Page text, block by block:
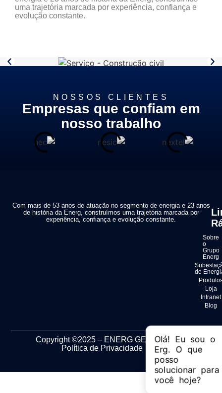
uma trajetória marcada por experiência, confiança e
evolução constante.
NOSSOS CLIENTES
Empresas que confiam em
nosso trabalho
Com mais de 53 anos de atuação no segmento de energia e 23 anos
de história da Energ, construímos uma trajetória marcada por
experiência, confiança e evolução constante.
Sobre
o
Grupo
Energ
de
Loja
Intranet
Blog
Copyright ©2025 – ENERG GERADORES
Política de Privacidade